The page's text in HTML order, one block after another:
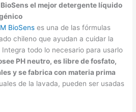
BioSens el mejor detergente líquido
BioSens es una de las fórmulas
chileno que ayudan a cuidar la
todo lo necesario para usarlo
PH neutro, es libre de fosfato,
y se fabrica con materia prima
de la lavada, pueden ser usadas